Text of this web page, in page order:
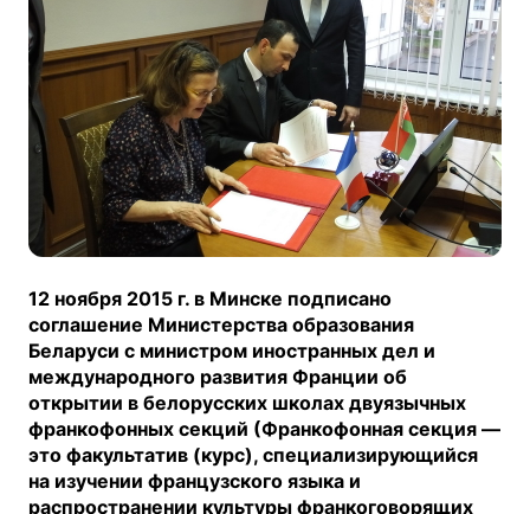
12 ноября 2015 г. в Минске подписано
соглашение Министерства образования
Беларуси с министром иностранных дел и
международного развития Франции об
открытии в белорусских школах двуязычных
франкофонных секций (Франкофонная секция —
это факультатив (курс), специализирующийся
на изучении французского языка и
распространении культуры франкоговорящих